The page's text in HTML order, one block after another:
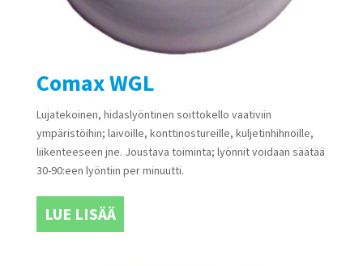
Comax WGL
Lujatekoinen, hidaslyöntinen soittokello vaativiin
ympäristöihin; laivoille, konttinostureille, kuljetinhihnoille,
liikenteeseen jne. Joustava toiminta; lyönnit voidaan säätää
30-90:een lyöntiin per minuutti.
LUE LISÄÄ